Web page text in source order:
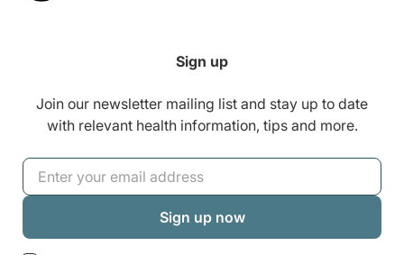
Sign up
Join our newsletter mailing list and stay up to date
with relevant health information, tips and more.